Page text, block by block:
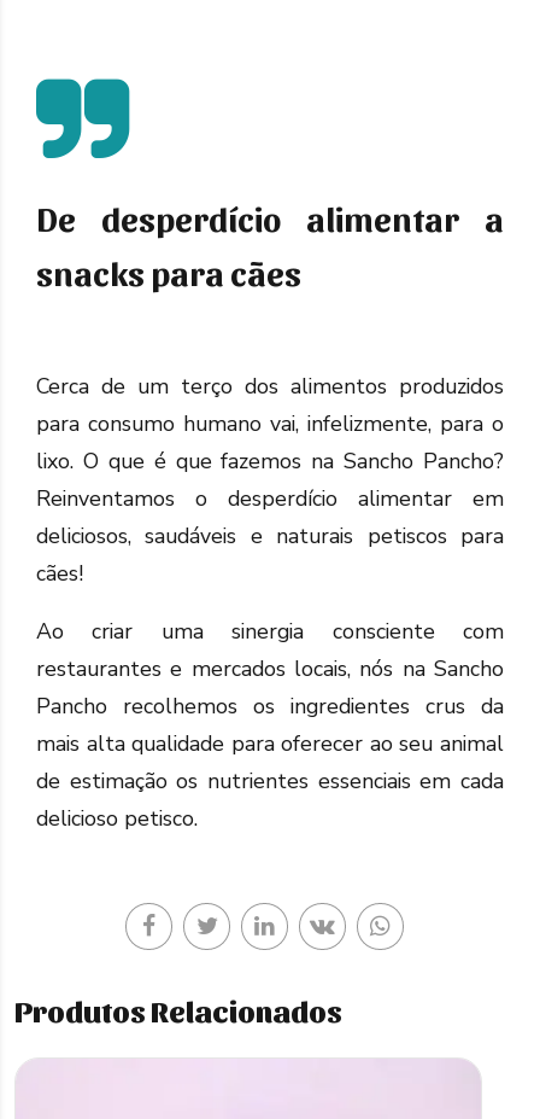
De desperdício alimentar a
snacks para cães
Cerca de um terço dos alimentos produzidos
para consumo humano vai, infelizmente, para o
lixo. O que é que fazemos na Sancho Pancho?
Reinventamos o desperdício alimentar em
deliciosos, saudáveis e naturais petiscos para
cães!
Ao criar uma sinergia consciente com
restaurantes e mercados locais, nós na Sancho
Pancho recolhemos os ingredientes crus da
mais alta qualidade para oferecer ao seu animal
de estimação os nutrientes essenciais em cada
delicioso petisco.
Produtos Relacionados